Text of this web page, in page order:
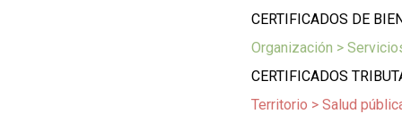
CERTIFICADOS DE
Organización >
CERTIFICADOS
Territorio > Salud